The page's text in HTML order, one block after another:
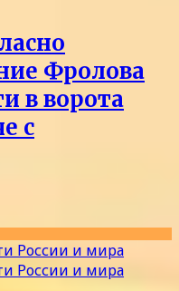
Фролова
в ворота
с